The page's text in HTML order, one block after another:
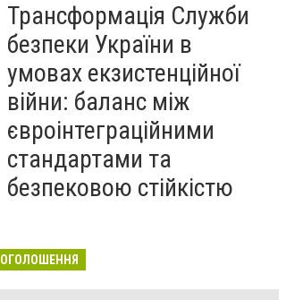
Трансформація Служби
безпеки України в
умовах екзистенційної
війни: баланс між
євроінтеграційними
стандартами та
безпековою стійкістю
ОГОЛОШЕННЯ